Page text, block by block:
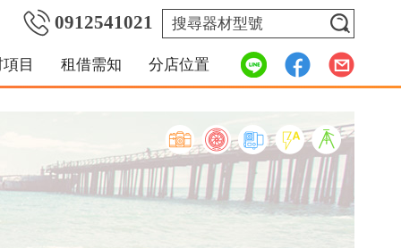
0912541021
目 租借需知 分店位置